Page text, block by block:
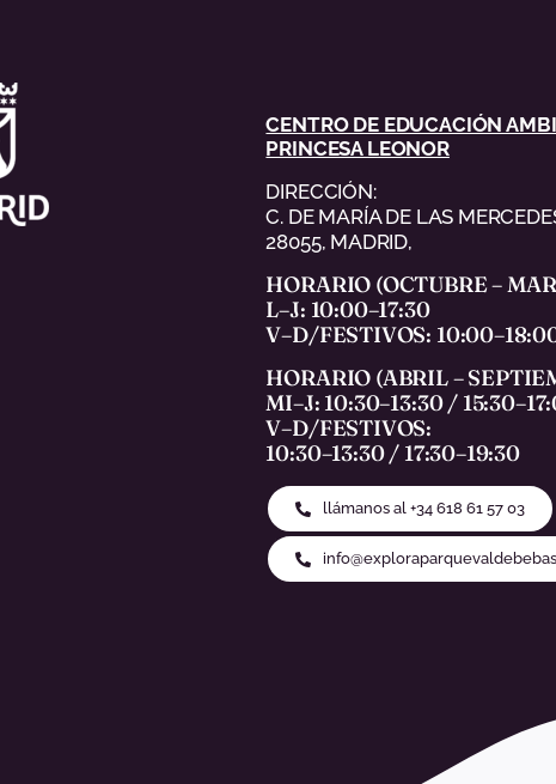
CENTRO DE EDUCACIÓN
PRINCESA LEONOR
DIRECCIÓN:
C. DE MARÍA DE LAS
28055, MADRID,
HORARIO (OCTUBRE –
L–J: 10:00–17:30
V–D/FESTIVOS:
HORARIO (ABRIL –
MI–J: 10:30–13:30 /
V–D/FESTIVOS:
10:30–13:30 / 17:30–19:30
llámanos al +34 618 61 57 03